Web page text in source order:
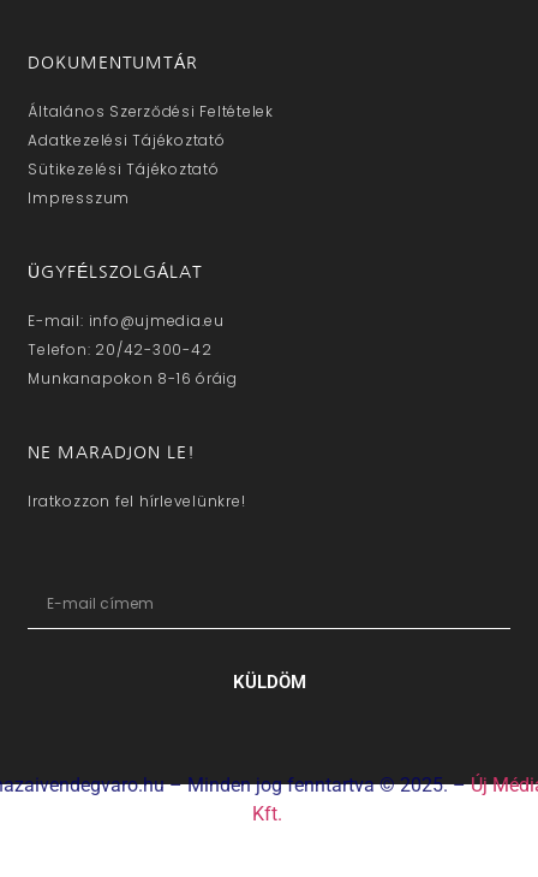
DOKUMENTUMTÁR
Általános Szerződési Feltételek
Adatkezelési Tájékoztató
Sütikezelési Tájékoztató
Impresszum
ÜGYFÉLSZOLGÁLAT
E-mail: info@ujmedia.eu
Telefon: 20/42-300-42
Munkanapokon 8-16 óráig
NE MARADJON LE!
Iratkozzon fel hírlevelünkre!
KÜLDÖM
– Minden jog fenntartva © 2025. –Új
Kft.